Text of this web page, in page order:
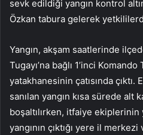
sevk edildiği yangın kontrol
Özkan tabura gelerek
Yangın, akşam saatlerinde
Tugayı’na bağlı 1’inci Komando
yatakhanesinin çatısında çıktı.
sanılan yangın kısa sürede alt
boşaltılırken, itfaiye
yangının çıktığı yere il